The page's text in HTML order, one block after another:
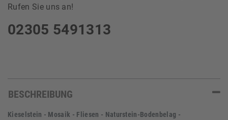
Rufen Sie uns an!
02305 5491313
BESCHREIBUNG
Kieselstein - Mosaik - Fliesen - Naturstein-Bodenbelag -